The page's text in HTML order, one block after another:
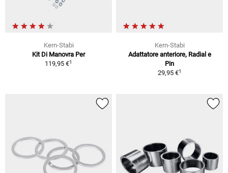
Kern-Stabi
Kit Di Manovra Per
119,95 €1
Kern-Stabi
Adattatore anteriore, Radial e
Pin
29,95 €1